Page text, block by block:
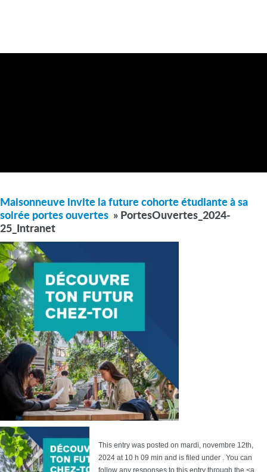
Maisonneuve invite la future cohorte étudiante à sa
soirée portes ouvertes » PortesOuvertes_2024-
25_Intranet
This entry was posted on mardi, novembre 12th,
2024 at 10 h 09 min and is filed under . You can
follow any responses to this entry through the <a